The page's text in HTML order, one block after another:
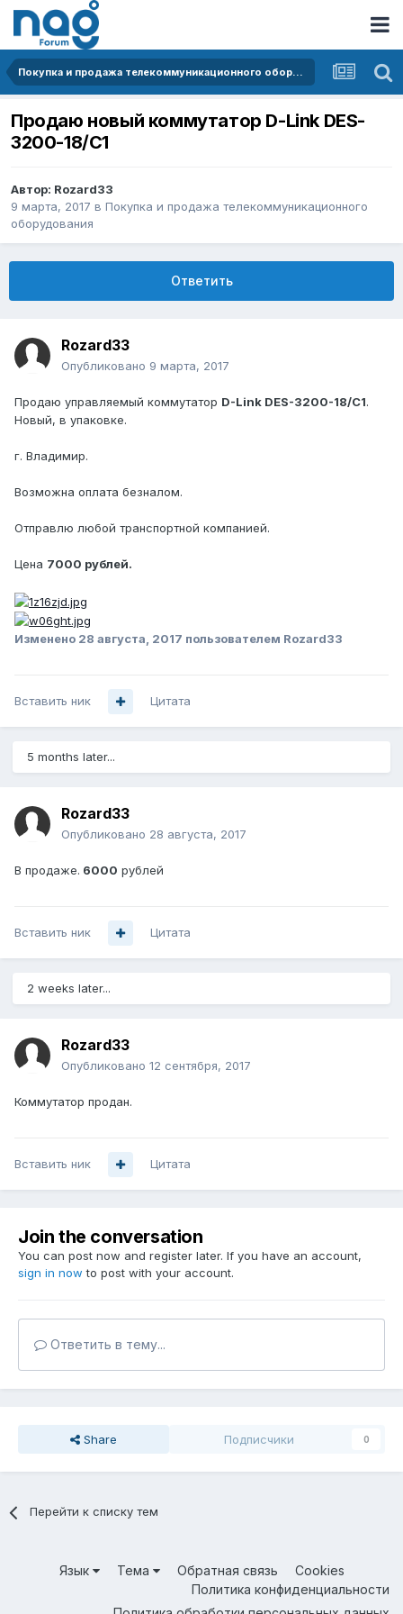
Покупка и продажа телекоммуникационного оборудования
Продаю новый коммутатор D-Link DES-
3200-18/C1
Автор: Rozard33
9 марта, 2017 в Покупка и продажа телекоммуникационного
оборудования
Ответить
Rozard33
Опубликовано 9 марта, 2017
Продаю управляемый коммутатор D-Link DES-3200-18/C1.
Новый, в упаковке.
г. Владимир.
Возможна оплата безналом.
Отправлю любой транспортной компанией.
Цена 7000 рублей.
Изменено 28 августа, 2017 пользователем Rozard33
Вставить ник Цитата
5 months later...
Rozard33
Опубликовано 28 августа, 2017
В продаже. 6000 рублей
Вставить ник Цитата
2 weeks later...
Rozard33
Опубликовано 12 сентября, 2017
Коммутатор продан.
Вставить ник Цитата
Join the conversation
You can post now and register later. If you have an account,
sign in now to post with your account.
Ответить в тему...
Share Подписчики 0
Перейти к списку тем
Язык Тема Обратная связь
Cookies
Политика конфиденциальности